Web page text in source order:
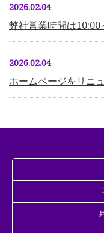
2026.02.04
弊社営業時間は
2026.02.04
ホームページをリニ